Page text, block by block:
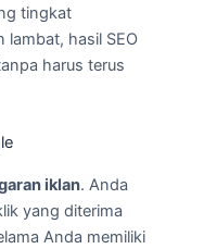
tingkat
lambat, hasil SEO
harus terus
iklan. Anda
yang diterima
Anda memiliki